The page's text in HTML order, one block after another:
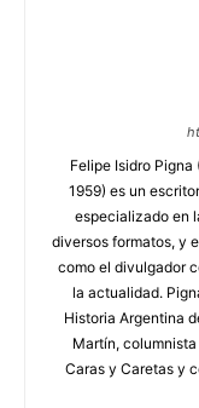
Felipe Isidro
1959) es un
especializado en
diversos formatos, y
como el divulgador
la actualidad.
Historia Argentina
Martín,
Caras y Caretas y